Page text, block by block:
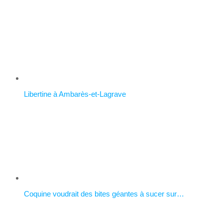
Libertine à Ambarès-et-Lagrave
Coquine voudrait des bites géantes à sucer sur…